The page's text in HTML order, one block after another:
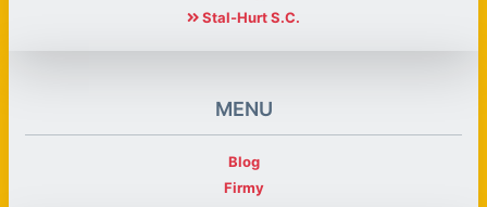
Stal-Hurt S.C.
MENU
Blog
Firmy